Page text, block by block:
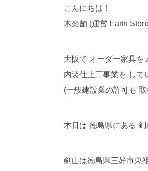
こんにちは！
木楽舗 (運営 Earth
大阪で オーダー家具を
内装仕上工事業を して
(一般建設業の許可も
本日は 徳島県にある 剣
剣山は徳島県三好市東